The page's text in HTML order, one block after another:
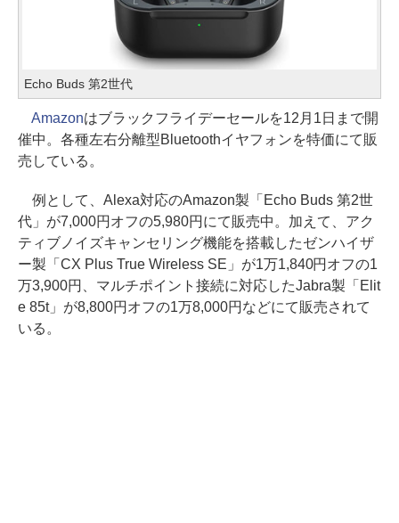
Echo Buds 第2世代
Amazonはブラックフライデーセールを12月1日まで開
催中。各種左右分離型Bluetoothイヤフォンを特価にて販
売している。
例として、Alexa対応のAmazon製「Echo Buds 第2世
代」が7,000円オフの5,980円にて販売中。加えて、アク
ティブノイズキャンセリング機能を搭載したゼンハイザ
ー製「CX Plus True Wireless SE」が1万1,840円オフの1
万3,900円、マルチポイント接続に対応したJabra製「Elit
e 85t」が8,800円オフの1万8,000円などにて販売されて
いる。